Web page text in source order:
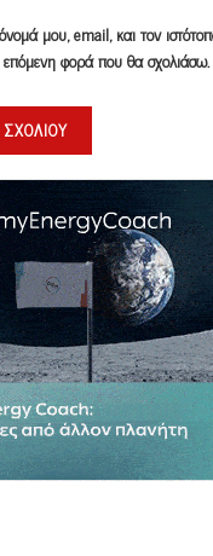
μου, email, και τον
φορά που θα σχολιάσω.